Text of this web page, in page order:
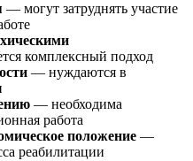
— могут затруднять участие
комплексный подход
— нуждаются в
— необходима
работа
положение —
реабилитации